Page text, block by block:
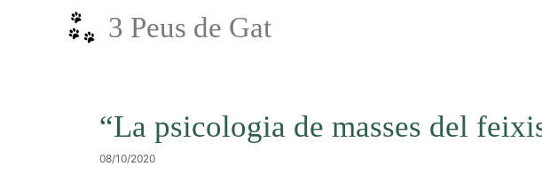
3 Peus de Gat
“La psicologia de masses del
08/10/2020